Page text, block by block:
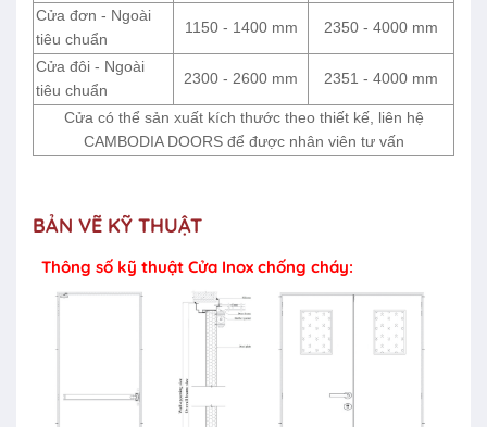
Cửa đơn - Ngoài
tiêu chuẩn
1150 - 1400 mm 2350 - 4000 mm
Cửa đôi - Ngoài
tiêu chuẩn
2300 - 2600 mm 2351 - 4000 mm
Cửa có thể sản xuất kích thước theo thiết kế, liên hệ
CAMBODIA DOORS để được nhân viên tư vấn
BẢN VẼ KỸ THUẬT
Thông số kỹ thuật Cửa Inox chống cháy: